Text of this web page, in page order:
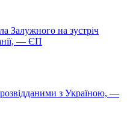
Залужного на зустріч
— ЄП
з Україною, —